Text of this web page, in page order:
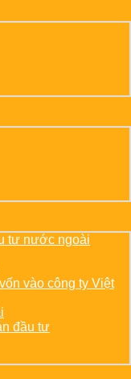
tư nước ngoài
vào công ty Việt
đầu tư